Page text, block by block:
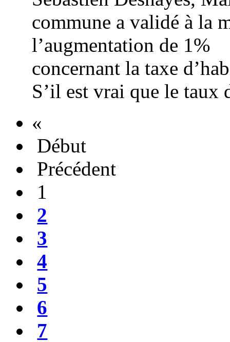
commune a validé à la
l’augmentation de 1%
concernant la taxe
S’il est vrai que le taux
«
Début
Précédent
1
2
3
4
5
6
7